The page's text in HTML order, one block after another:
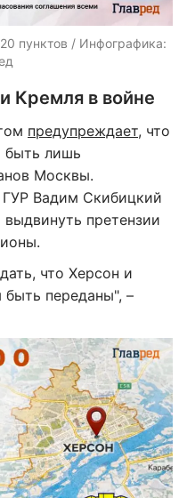
пунктов / Инфографика:
Кремля в войне
предупреждает, что
быть лишь
Москвы.
ГУР Вадим Скибицкий
претензии
что Херсон и
переданы", –